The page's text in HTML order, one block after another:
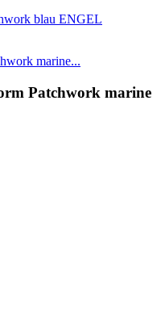
ENGEL
marine...
Patchwork marine